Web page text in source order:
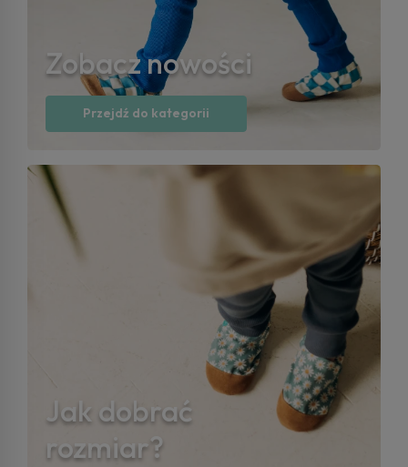
Zobacz nowości
Przejdź do kategorii
Jak dobrać
rozmiar?